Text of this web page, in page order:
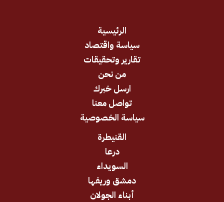
سياسة واقتصاد
تقارير وتحقيقات
ارسل خبرك
تواصل معنا
سياسة الخصوصية
دمشق وريفها
أبناء الجولان